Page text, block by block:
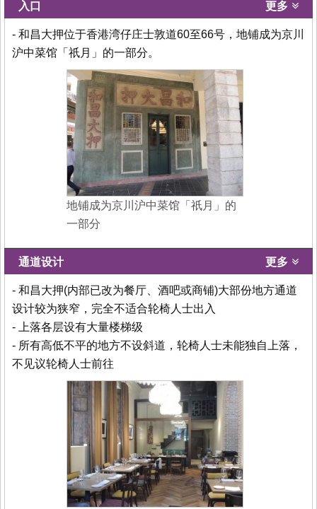
入口 更多
- 和昌大押位于香港湾仔庄士敦道60至66号，地铺成为京川
沪中菜馆「祇月」的一部分。
地铺成为京川沪中菜馆「祇月」的
一部分
通道设计 更多
- 和昌大押(内部已改为餐厅、酒吧或商铺)大部份地方通道
设计较为狭窄，完全不适合轮椅人士出入
- 上落各层设有大量楼梯级
- 所有高低不平的地方不设斜道，轮椅人士未能独自上落，
不见议轮椅人士前往